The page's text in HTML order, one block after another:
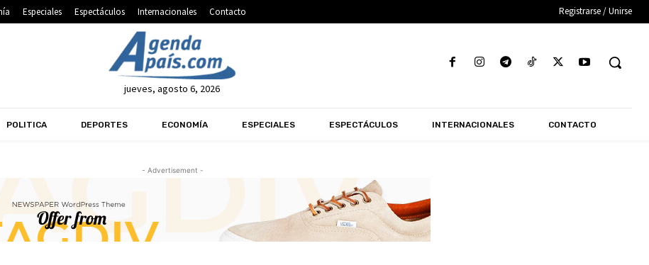
Especiales Espectáculos Internacionales Contacto Registrarse / Unirse
jueves, agosto 6, 2026
POLITICA DEPORTES ECONOMÍA ESPECIALES ESPECTÁCULOS INTERNACIONALES CONTACTO
- Advertisement -